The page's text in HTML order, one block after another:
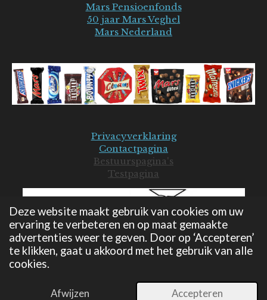
Deze website maakt gebruik van cookies om uw
ervaring te verbeteren en op maat gemaakte
advertenties weer te geven. Door op ‘Accepteren’
te klikken, gaat u akkoord met het gebruik van alle
cookies.
Afwijzen Accepteren
Mars Pensioenfonds
50 jaar Mars Veghel
Mars Nederland
Privacyverklaring
Contactpagina
Bestuurspagina's
Testpagina
© 2019-2026 Mars Seniorenclub - JB